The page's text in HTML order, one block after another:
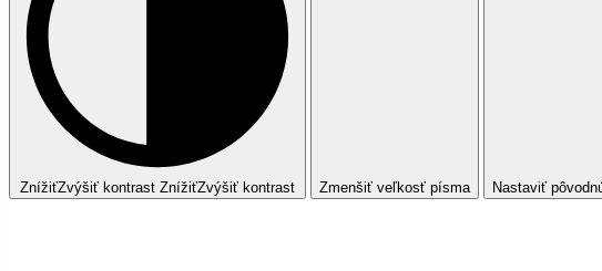
ZnížiťZvýšiť kontrast ZnížiťZvýšiť kontrast Zmenšiť veľkosť písma Nastaviť